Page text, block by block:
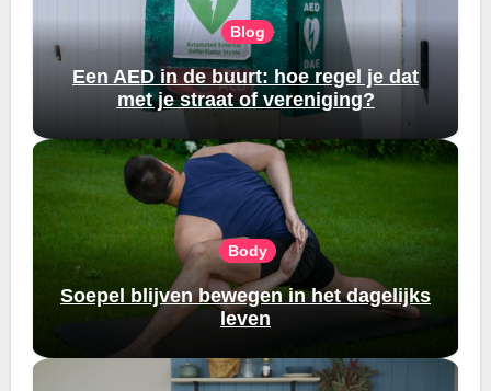
Blog
Een AED in de buurt: hoe regel je dat
met je straat of vereniging?
Body
Soepel blijven bewegen in het dagelijks
leven